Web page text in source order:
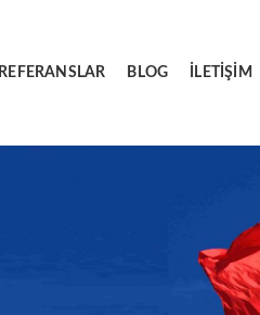
REFERANSLAR BLOG İLETIŞIM